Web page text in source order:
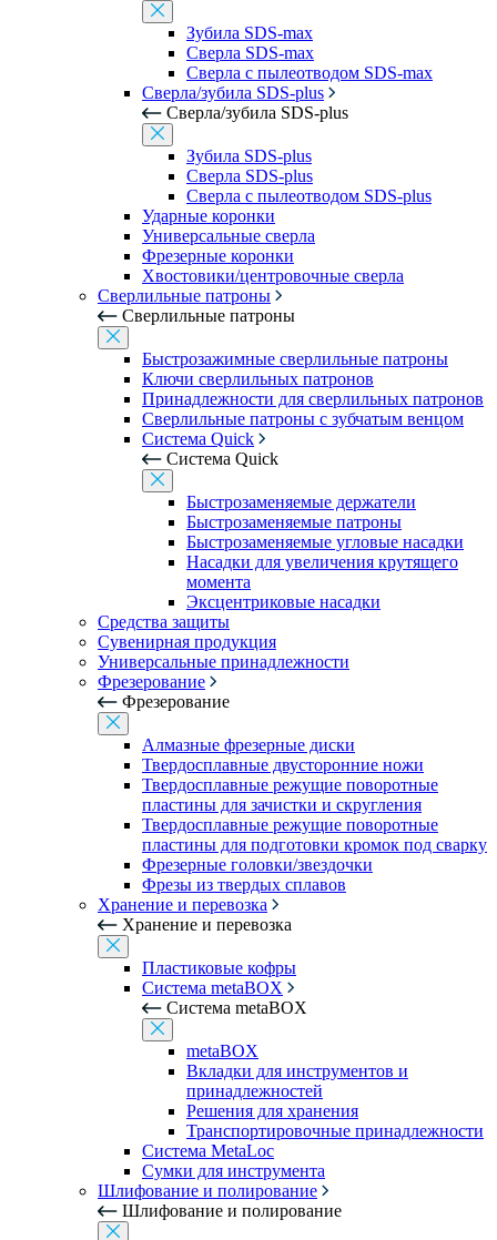
Зубила SDS-max
Сверла SDS-max
Сверла с пылеотводом SDS-max
Сверла/зубила SDS-plus
Сверла/зубила SDS-plus
Зубила SDS-plus
Сверла SDS-plus
Сверла с пылеотводом SDS-plus
Ударные коронки
Универсальные сверла
Фрезерные коронки
Хвостовики/центровочные сверла
Сверлильные патроны
Сверлильные патроны
Быстрозажимные сверлильные патроны
Ключи сверлильных патронов
Принадлежности для сверлильных патронов
Сверлильные патроны с зубчатым венцом
Система Quick
Система Quick
Быстрозаменяемые держатели
Быстрозаменяемые патроны
Быстрозаменяемые угловые насадки
Насадки для увеличения крутящего
момента
Эксцентриковые насадки
Средства защиты
Сувенирная продукция
Универсальные принадлежности
Фрезерование
Фрезерование
Алмазные фрезерные диски
Твердосплавные двусторонние ножи
Твердосплавные режущие поворотные
пластины для зачистки и скругления
Твердосплавные режущие поворотные
пластины для подготовки кромок под сварку
Фрезерные головки/звездочки
Фрезы из твердых сплавов
Хранение и перевозка
Хранение и перевозка
Пластиковые кофры
Система metaBOX
Система metaBOX
metaBOX
Вкладки для инструментов и
принадлежностей
Решения для хранения
Транспортировочные принадлежности
Система MetaLoc
Сумки для инструмента
Шлифование и полирование
Шлифование и полирование